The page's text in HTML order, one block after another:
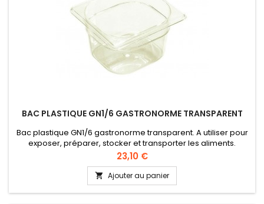
BAC PLASTIQUE GN1/6 GASTRONORME TRANSPARENT
Bac plastique GN1/6 gastronorme transparent. A utiliser pour
exposer, préparer, stocker et transporter les aliments.
Qualité alimentaire, conformément à la directive UE 10/2011
(CEE).
Prix
23,10 €
 Ajouter au panier